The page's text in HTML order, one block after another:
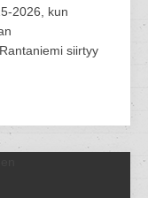
2026, kun
siirtyy